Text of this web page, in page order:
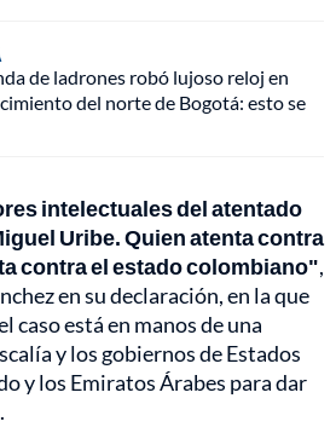
de ladrones robó lujoso reloj en
del norte de Bogotá: esto se
intelectuales del atentado
Uribe. Quien atenta contra
contra el estado colombiano",
en su declaración, en la que
caso está en manos de una
y los gobiernos de Estados
y los Emiratos Árabes para dar